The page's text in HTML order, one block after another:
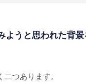
ようと思われた背景
つあります。